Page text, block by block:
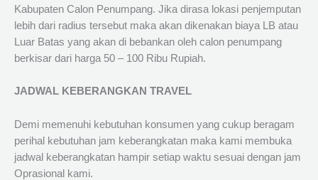
Kabupaten Calon Penumpang. Jika dirasa lokasi penjemputan
lebih dari radius tersebut maka akan dikenakan biaya LB atau
Luar Batas yang akan di bebankan oleh calon penumpang
berkisar dari harga 50 – 100 Ribu Rupiah.
JADWAL KEBERANGKAN TRAVEL
Demi memenuhi kebutuhan konsumen yang cukup beragam
perihal kebutuhan jam keberangkatan maka kami membuka
jadwal keberangkatan hampir setiap waktu sesuai dengan jam
Oprasional kami.